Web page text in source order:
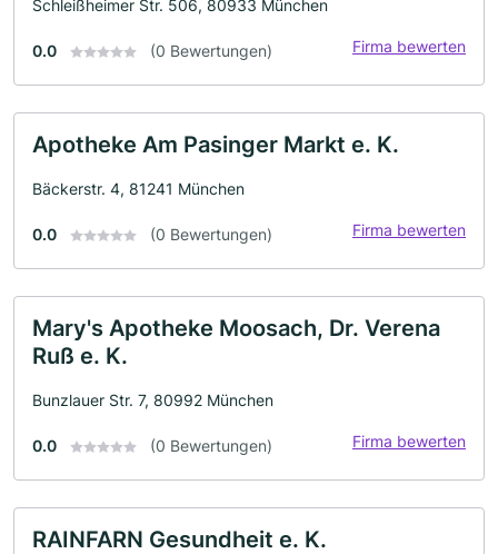
Schleißheimer Str. 506, 80933 München
0.0 (0 Bewertungen) Firma bewerten
Apotheke Am Pasinger Markt e. K.
Bäckerstr. 4, 81241 München
0.0 (0 Bewertungen) Firma bewerten
Mary's Apotheke Moosach, Dr. Verena
Ruß e. K.
Bunzlauer Str. 7, 80992 München
0.0 (0 Bewertungen) Firma bewerten
RAINFARN Gesundheit e. K.